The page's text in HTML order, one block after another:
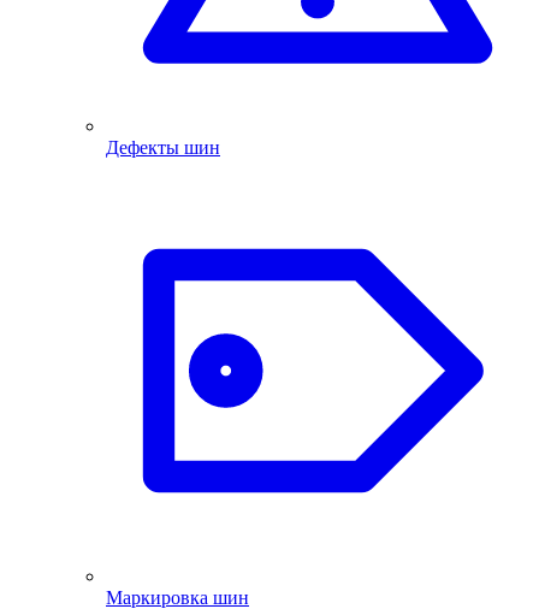
Дефекты шин
Маркировка шин